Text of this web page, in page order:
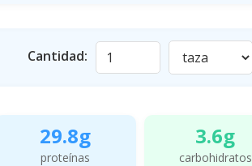
Cantidad:
29.8g
proteínas
3.6g
carbohidratos